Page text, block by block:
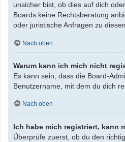
unsicher bist, ob dies auf dich
Boards keine Rechtsberatung
oder juristische Anfragen zu
Nach oben
Warum kann ich mich nicht
Es kann sein, dass die Board-
Benutzername, mit dem du dich
Nach oben
Ich habe mich registriert, kann
Überprüfe zuerst, ob du den